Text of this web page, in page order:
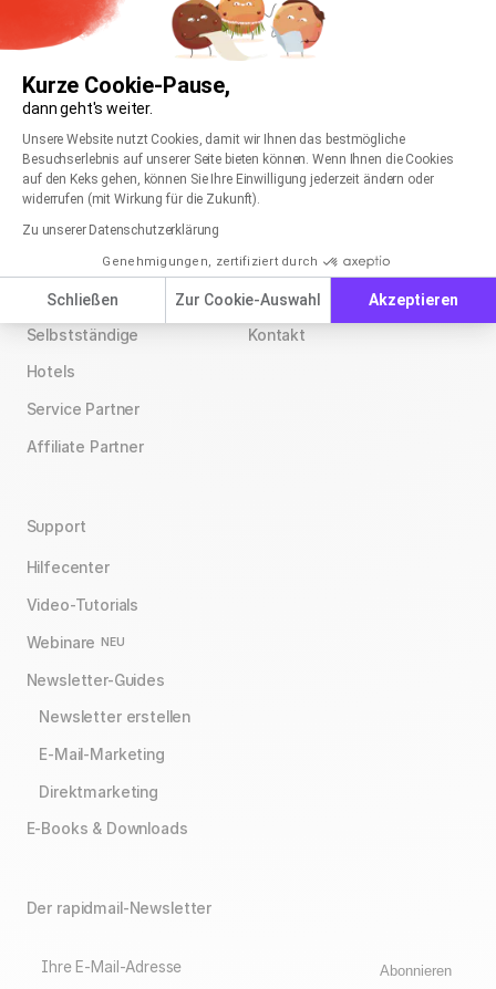
Kurze Cookie-Pause,
dann geht's weiter.
Einwilligungsmanagementplattform: Passen
Unsere Website nutzt Cookies, damit wir Ihnen das bestmögliche
Besuchserlebnis auf unserer Seite bieten können. Wenn Ihnen die Cookies
auf den Keks gehen, können Sie Ihre Einwilligung jederzeit ändern oder
widerrufen (mit Wirkung für die Zukunft).
Zu unserer Datenschutzerklärung
Genehmigungen, zertifiziert durch
Schließen Zur Cookie-Auswahl Akzeptieren
Axeptio consent
Datenschutz & Sicherheit
Zustellbarkeit & Whitelisting
rapidmail für
E-Commerce
Unternehmen
Agenturen
Vereine
Selbstständige
Hotels
Service Partner
Affiliate Partner
Unternehmen
Über uns
Blog
Jobs Wir stellen ein!
Kontakt
Support
Hilfecenter
Video-Tutorials
Webinare NEU
Newsletter-Guides
Newsletter erstellen
E-Mail-Marketing
Direktmarketing
E-Books & Downloads
Der rapidmail-Newsletter
Ihre E-Mail-Adresse Abonnieren